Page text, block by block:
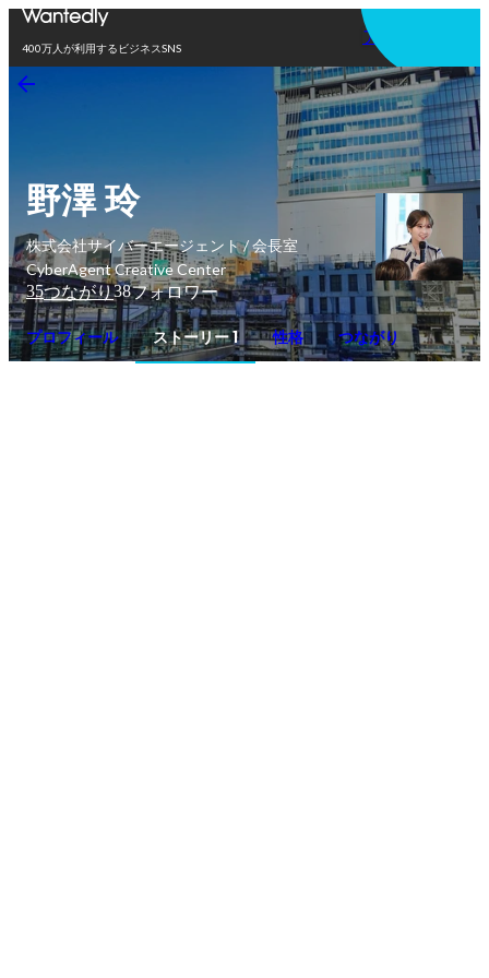
400万人が利用するビジネスSNS
アプリを使う
野澤 玲
株式会社サイバーエージェント / 会長室
CyberAgent Creative Center
35つながり38フォロワー
プロフィール ストーリー 1 性格 つながり